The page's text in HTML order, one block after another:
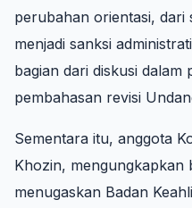
perubahan orientasi, dari
menjadi sanksi
bagian dari diskusi
pembahasan revisi
Sementara itu, anggota
Khozin, mengungkapkan
menugaskan Badan